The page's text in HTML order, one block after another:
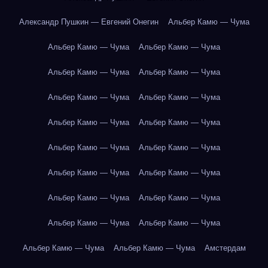
Александр Пушкин — Евгений Онегин Альбер Камю — Чума
Альбер Камю — Чума Альбер Камю — Чума
Альбер Камю — Чума Альбер Камю — Чума
Альбер Камю — Чума Альбер Камю — Чума
Альбер Камю — Чума Альбер Камю — Чума
Альбер Камю — Чума Альбер Камю — Чума
Альбер Камю — Чума Альбер Камю — Чума
Альбер Камю — Чума Альбер Камю — Чума
Альбер Камю — Чума Альбер Камю — Чума
Альбер Камю — Чума Альбер Камю — Чума Амстердам